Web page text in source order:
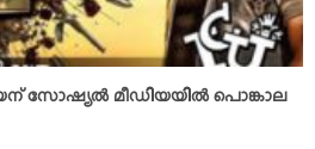
സോഷ്യല്‍ മീഡിയയില്‍ പൊങ്കാല